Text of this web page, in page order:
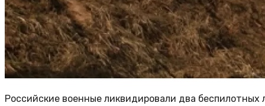
Российские военные ликвидировали два